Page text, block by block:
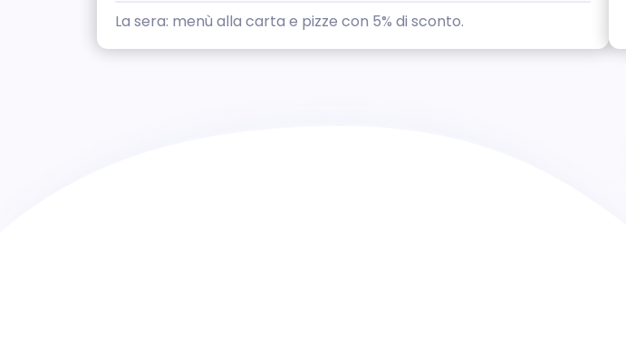
La sera: menù alla carta e pizze con 5% di sconto.